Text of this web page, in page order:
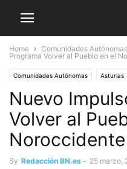
Home Comunidades Autónomas
Programa Volver al Pueblo en el
Comunidades Autónomas Asturias
Nuevo
Volver al
By Redacción BN.es - 25 marzo,